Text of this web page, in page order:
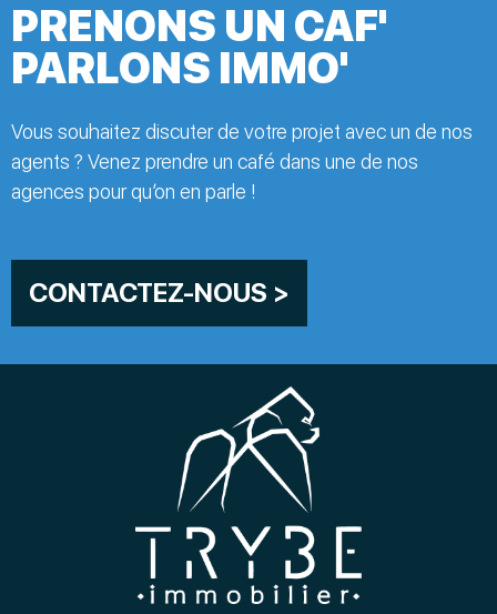
PRENONS UN CAF'
PARLONS IMMO'
Vous souhaitez discuter de votre projet avec un de nos
agents ? Venez prendre un café dans une de nos
agences pour qu’on en parle !
CONTACTEZ-NOUS >